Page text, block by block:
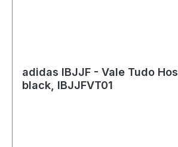
adidas IBJJF - Vale Tudo
black, IBJJFVT01